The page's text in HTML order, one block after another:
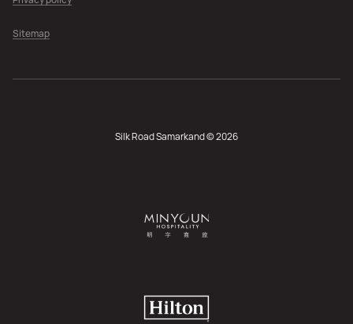
Sitemap
Silk Road Samarkand © 2026